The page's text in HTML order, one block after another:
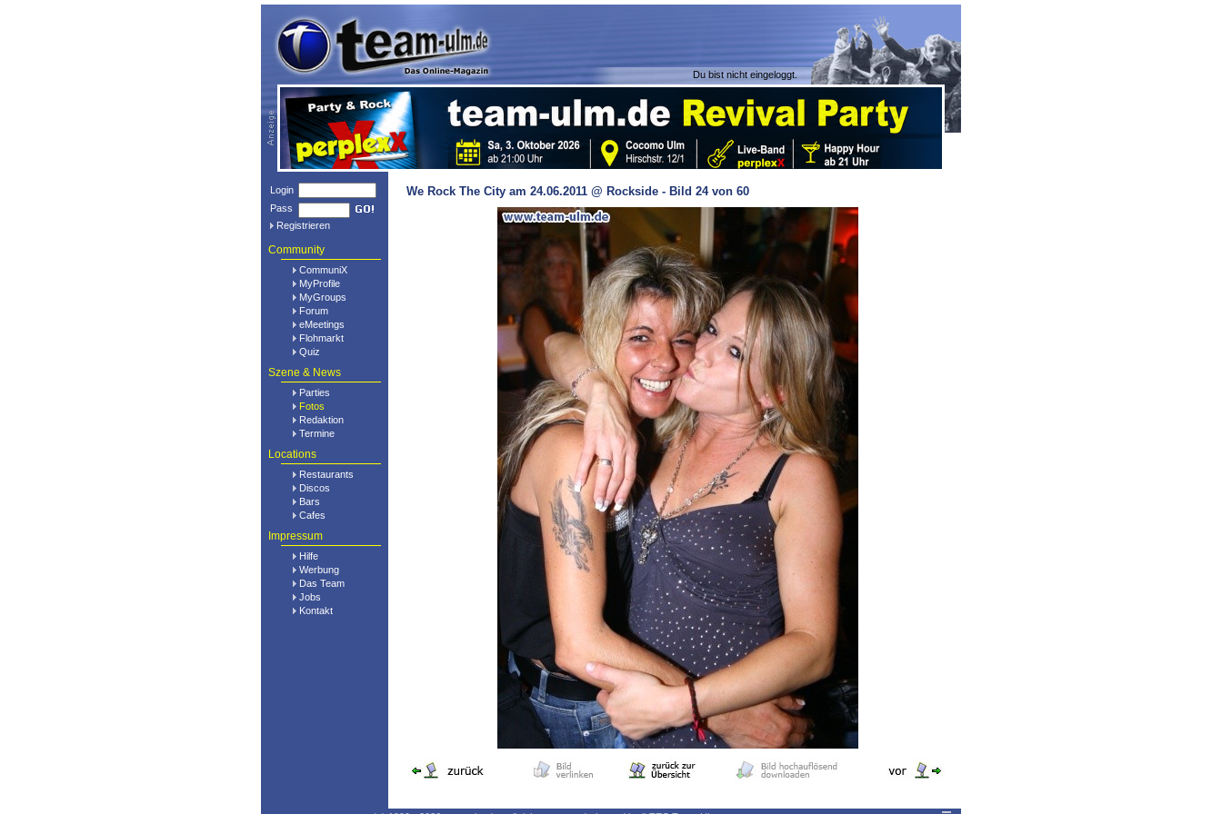
Du bist nicht eingeloggt.
Login
Pass
Registrieren
Community
CommuniX
MyProfile
MyGroups
Forum
eMeetings
Flohmarkt
Quiz
Szene & News
Parties
Fotos
Redaktion
Termine
Locations
Restaurants
Discos
Bars
Cafes
Impressum
Hilfe
Werbung
Das Team
Jobs
Kontakt
We Rock The City am 24.06.2011 @ Rockside - Bild 24 von 60